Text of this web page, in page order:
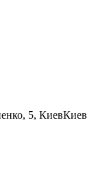
5, КиевКиев